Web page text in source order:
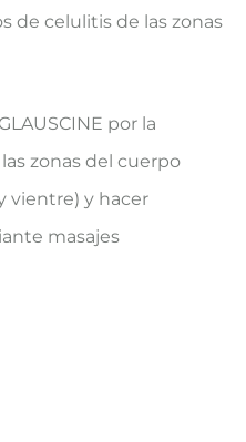
de celulitis de las zonas
por la
zonas del cuerpo
vientre) y hacer
masajes